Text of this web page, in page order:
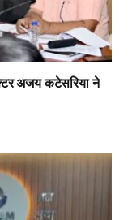
अजय कटेसरिया ने